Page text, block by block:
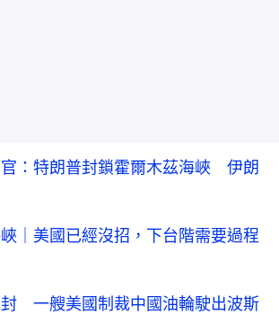
：特朗普封鎖霍爾木茲海峽 伊朗
｜美國已經沒招，下台階需要過程
一艘美國制裁中國油輪駛出波斯